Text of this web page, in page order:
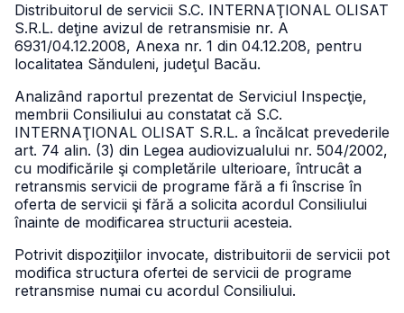
Distribuitorul de servicii S.C. INTERNAŢIONAL OLISAT
S.R.L. deţine avizul de retransmisie nr. A
6931/04.12.2008, Anexa nr. 1 din 04.12.208, pentru
localitatea Sănduleni, judeţul Bacău.
Analizând raportul prezentat de Serviciul Inspecţie,
membrii Consiliului au constatat că S.C.
INTERNAŢIONAL OLISAT S.R.L. a încălcat prevederile
art. 74 alin. (3) din Legea audiovizualului nr. 504/2002,
cu modificările şi completările ulterioare, întrucât a
retransmis servicii de programe fără a fi înscrise în
oferta de servicii şi fără a solicita acordul Consiliului
înainte de modificarea structurii acesteia.
Potrivit dispoziţiilor invocate, distribuitorii de servicii pot
modifica structura ofertei de servicii de programe
retransmise numai cu acordul Consiliului.